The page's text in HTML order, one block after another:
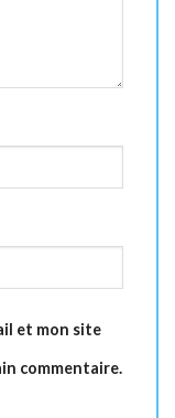
et mon site
commentaire.